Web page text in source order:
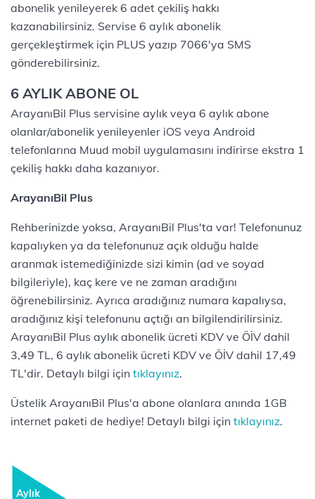
abonelik yenileyerek 6 adet çekiliş hakkı
kazanabilirsiniz. Servise 6 aylık abonelik
gerçekleştirmek için PLUS yazıp 7066'ya SMS
gönderebilirsiniz.
6 AYLIK ABONE OL
ArayanıBil Plus servisine aylık veya 6 aylık abone
olanlar/abonelik yenileyenler iOS veya Android
telefonlarına Muud mobil uygulamasını indirirse ekstra 1
çekiliş hakkı daha kazanıyor.
ArayanıBil Plus
Rehberinizde yoksa, ArayanıBil Plus'ta var! Telefonunuz
kapalıyken ya da telefonunuz açık olduğu halde
aranmak istemediğinizde sizi kimin (ad ve soyad
bilgileriyle), kaç kere ve ne zaman aradığını
öğrenebilirsiniz. Ayrıca aradığınız numara kapalıysa,
aradığınız kişi telefonunu açtığı an bilgilendirilirsiniz.
ArayanıBil Plus aylık abonelik ücreti KDV ve ÖİV dahil
3,49 TL, 6 aylık abonelik ücreti KDV ve ÖİV dahil 17,49
TL'dir. Detaylı bilgi için tıklayınız.
Üstelik ArayanıBil Plus'a abone olanlara anında 1GB
internet paketi de hediye! Detaylı bilgi için tıklayınız.
Aylık